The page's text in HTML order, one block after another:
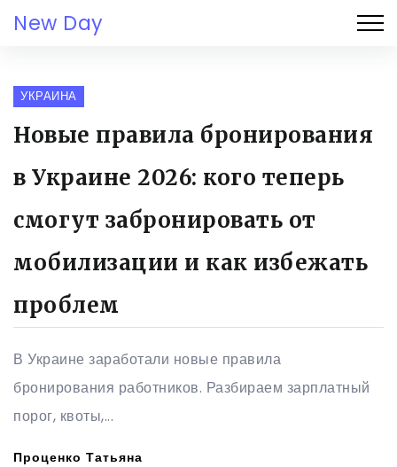
New Day
УКРАИНА
Новые правила бронирования
в Украине 2026: кого теперь
смогут забронировать от
мобилизации и как избежать
проблем
В Украине заработали новые правила
бронирования работников. Разбираем зарплатный
порог, квоты,...
Проценко Татьяна